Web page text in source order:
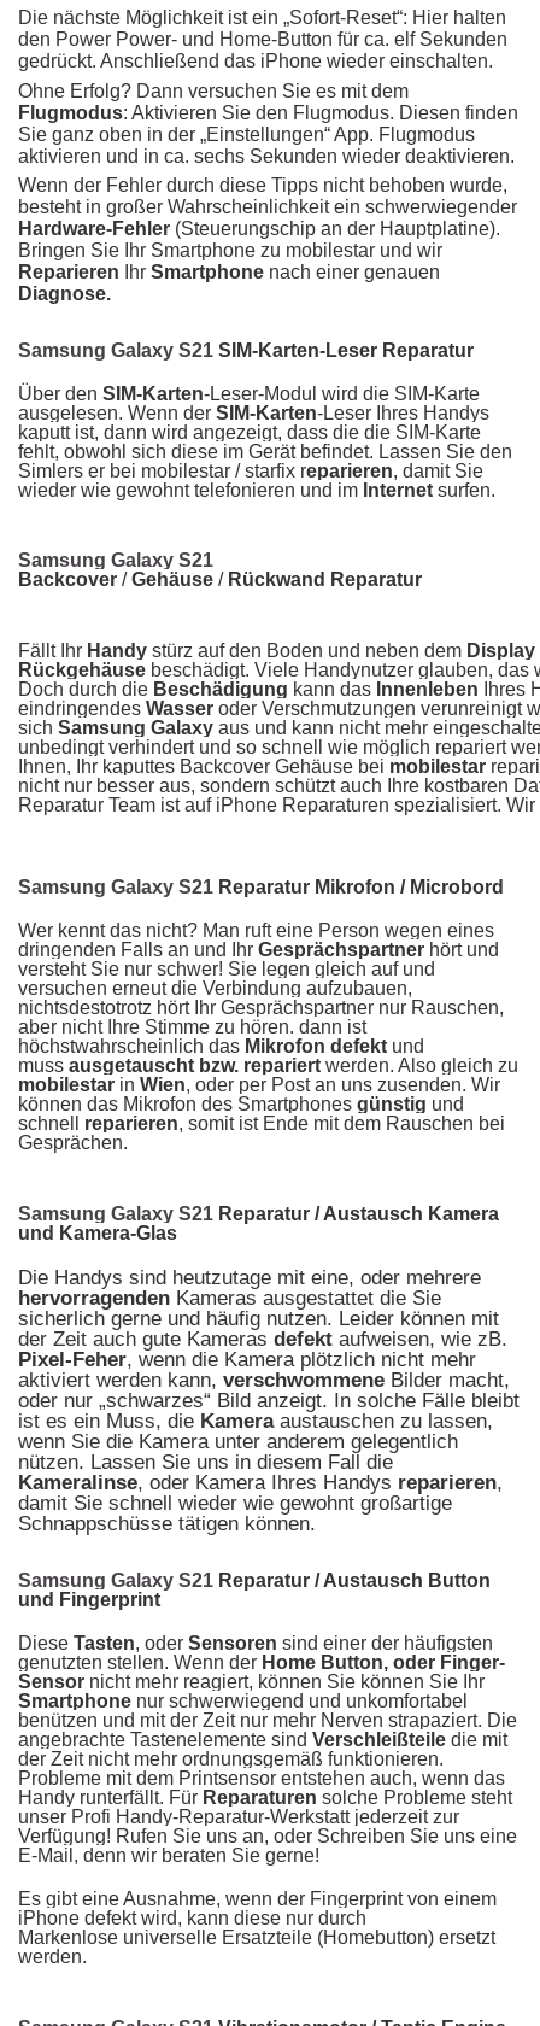
Die nächste Möglichkeit ist ein „Sofort-Reset“: Hier halten
den Power Power- und Home-Button für ca. elf Sekunden
gedrückt. Anschließend das iPhone wieder einschalten.
Ohne Erfolg? Dann versuchen Sie es mit dem
Flugmodus: Aktivieren Sie den Flugmodus. Diesen finden
Sie ganz oben in der „Einstellungen“ App. Flugmodus
aktivieren und in ca. sechs Sekunden wieder deaktivieren.
Wenn der Fehler durch diese Tipps nicht behoben wurde,
besteht in großer Wahrscheinlichkeit ein schwerwiegender
Hardware-Fehler (Steuerungschip an der Hauptplatine).
Bringen Sie Ihr Smartphone zu mobilestar und wir
Reparieren Ihr Smartphone nach einer genauen
Diagnose.
Samsung Galaxy S21 SIM-Karten-Leser Reparatur
Über den SIM-Karten-Leser-Modul wird die SIM-Karte
ausgelesen. Wenn der SIM-Karten-Leser Ihres Handys
kaputt ist, dann wird angezeigt, dass die die SIM-Karte
fehlt, obwohl sich diese im Gerät befindet. Lassen Sie den
Simlers er bei mobilestar / starfix reparieren, damit Sie
wieder wie gewohnt telefonieren und im Internet surfen.
Samsung Galaxy S21
Backcover /Gehäuse / Rückwand Reparatur
Fällt Ihr Handy stürz auf den Boden und neben dem Display
Rückgehäuse beschädigt. Viele Handynutzer glauben, das
Doch durch die Beschädigung kann das Innenleben Ihres
eindringendes Wasser oder Verschmutzungen verunreinigt
sich Samsung Galaxy aus und kann nicht mehr
unbedingt verhindert und so schnell wie möglich repariert
Ihnen, Ihr kaputtes Backcover Gehäuse bei mobilestar
nicht nur besser aus, sondern schützt auch Ihre kostbaren
Reparatur Team ist auf iPhone Reparaturen spezialisiert.
Samsung Galaxy S21 Reparatur Mikrofon / Microbord
Wer kennt das nicht? Man ruft eine Person wegen eines
dringenden Falls an und Ihr Gesprächspartner hört und
versteht Sie nur schwer! Sie legen gleich auf und
versuchen erneut die Verbindung aufzubauen,
nichtsdestotrotz hört Ihr Gesprächspartner nur Rauschen,
aber nicht Ihre Stimme zu hören. dann ist
höchstwahrscheinlich das Mikrofon defekt und
muss ausgetauscht bzw. repariert werden. Also gleich zu
mobilestar in Wien, oder per Post an uns zusenden. Wir
können das Mikrofon des Smartphones günstig und
schnell reparieren, somit ist Ende mit dem Rauschen bei
Gesprächen.
Samsung Galaxy S21 Reparatur / Austausch Kamera
und Kamera-Glas
Die Handys sind heutzutage mit eine, oder mehrere
hervorragenden Kameras ausgestattet die Sie
sicherlich gerne und häufig nutzen. Leider können mit
der Zeit auch gute Kameras defekt aufweisen, wie zB.
Pixel-Feher, wenn die Kamera plötzlich nicht mehr
aktiviert werden kann, verschwommene Bilder macht,
oder nur „schwarzes“ Bild anzeigt. In solche Fälle bleibt
ist es ein Muss, die Kameraaustauschen zu lassen,
wenn Sie die Kamera unter anderem gelegentlich
nützen. Lassen Sie uns in diesem Fall die
Kameralinse, oder Kamera Ihres Handys reparieren,
damit Sie schnell wieder wie gewohnt großartige
Schnappschüsse tätigen können.
Samsung Galaxy S21 Reparatur / Austausch Button
und Fingerprint
Diese Tasten, oder Sensoren sind einer der häufigsten
genutzten stellen. Wenn der Home Button, oder Finger-
Sensor nicht mehr reagiert, können Sie können Sie Ihr
Smartphone nur schwerwiegend und unkomfortabel
benützen und mit der Zeit nur mehr Nerven strapaziert. Die
angebrachte Tastenelemente sind Verschleißteile die mit
der Zeit nicht mehr ordnungsgemäß funktionieren.
Probleme mit dem Printsensor entstehen auch, wenn das
Handy runterfällt. Für Reparaturen solche Probleme steht
unser Profi Handy-Reparatur-Werkstatt jederzeit zur
Verfügung! Rufen Sie uns an, oder Schreiben Sie uns eine
E-Mail, denn wir beraten Sie gerne!
Es gibt eine Ausnahme, wenn der Fingerprint von einem
iPhone defekt wird, kann diese nur durch
Markenlose universelle Ersatzteile (Homebutton) ersetzt
werden.